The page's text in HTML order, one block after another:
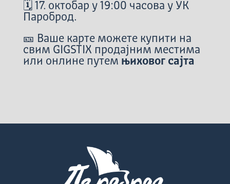
🗓️ 17. октобар у 19:00 часова у УК
Пароброд.
🎫 Ваше карте можете купити на
свим GIGSTIX продајним местима
или онлине путем њиховог сајта